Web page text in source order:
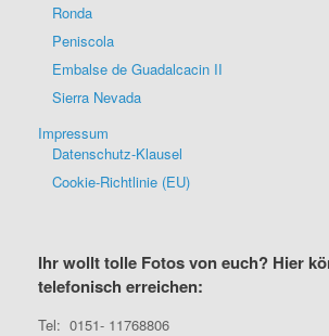
Ronda
Peniscola
Embalse de Guadalcacin II
Sierra Nevada
Impressum
Datenschutz-Klausel
Cookie-Richtlinie (EU)
Ihr wollt tolle Fotos von euch? Hier
telefonisch erreichen:
Tel: 0151- 11768806